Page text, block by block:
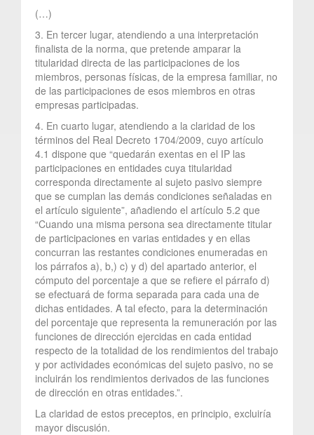
(…)
3. En tercer lugar, atendiendo a una interpretación
finalista de la norma, que pretende amparar la
titularidad directa de las participaciones de los
miembros, personas físicas, de la empresa familiar, no
de las participaciones de esos miembros en otras
empresas participadas.
4. En cuarto lugar, atendiendo a la claridad de los
términos del Real Decreto 1704/2009, cuyo artículo
4.1 dispone que “quedarán exentas en el IP las
participaciones en entidades cuya titularidad
corresponda directamente al sujeto pasivo siempre
que se cumplan las demás condiciones señaladas en
el artículo siguiente”, añadiendo el artículo 5.2 que
“Cuando una misma persona sea directamente titular
de participaciones en varias entidades y en ellas
concurran las restantes condiciones enumeradas en
los párrafos a), b,) c) y d) del apartado anterior, el
cómputo del porcentaje a que se refiere el párrafo d)
se efectuará de forma separada para cada una de
dichas entidades. A tal efecto, para la determinación
del porcentaje que representa la remuneración por las
funciones de dirección ejercidas en cada entidad
respecto de la totalidad de los rendimientos del trabajo
y por actividades económicas del sujeto pasivo, no se
incluirán los rendimientos derivados de las funciones
de dirección en otras entidades.”.
La claridad de estos preceptos, en principio, excluiría
mayor discusión.